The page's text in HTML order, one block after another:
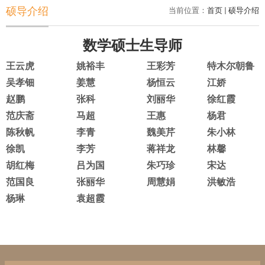
当前位置： 首页 硕导介绍
硕导介绍
数学硕士生导师
王云虎 姚裕丰 王彩芳
特木尔朝鲁
吴孝钿
姜慧 杨恒云
江娇
赵鹏
张科 刘丽华
徐红霞
范庆斋
马超 王惠
杨君
陈秋帆
李青 魏美芹
朱小林
徐凯
李芳 蒋祥龙
林馨
胡红梅
吕为国 朱巧珍
宋达
范国良
张丽华 周慧娟
洪敏浩
杨琳
袁超霞